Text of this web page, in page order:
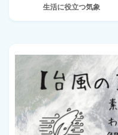
生活に役立つ気象